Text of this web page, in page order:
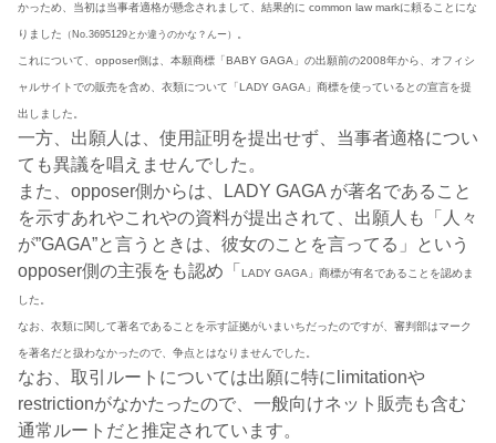
かっため、当初は当事者適格が懸念されまして 、結果的に common law markに頼ることにな
りました （No.3695129とか違うのかな？んー）
これについて、opposer側は、本願商標「BABY GAGA」の出願前の2008年から、オフィシ
ャルサイトでの販売を含め、衣類について「LADY GAGA」商標を使っているとの宣言を提
出しました。
一方、出願人は、使用証明を提出せず、当事者適格につい
ても異議を唱えませんでした。
また、opposer側からは、LADY GAGA が著名であること
を示すあれやこれやの資料が提出されて、出願人も「人々
が”GAGA”と言うときは、彼女のことを言ってる」という
opposer側の主張をも認め「 LADY GAGA」商標が有名であることを認めま
した。
なお、衣類に関して著名であることを示す証拠がいまいちだったのですが、審判部はマーク
を著名だと扱わなかったので、争点とはなりませんでした。
なお、取引ルートについては出願に特にlimitationや
restrictionがなかたったので、一般向けネット販売も含む
通常ルートだと推定されています。